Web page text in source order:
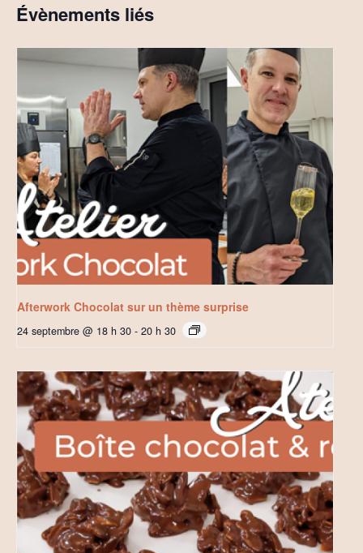
Évènements liés
Afterwork Chocolat sur un thème surprise
24 septembre @ 18 h 30 - 20 h 30